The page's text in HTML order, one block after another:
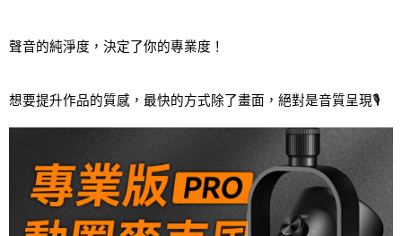
聲音的純淨度，決定了你的專業度！
想要提升作品的質感，最快的方式除了畫面，絕對是音質呈現🎙️